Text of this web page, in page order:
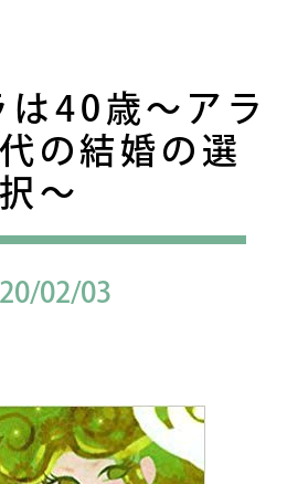
は40歳〜アラ
の結婚の選
択〜
02/03